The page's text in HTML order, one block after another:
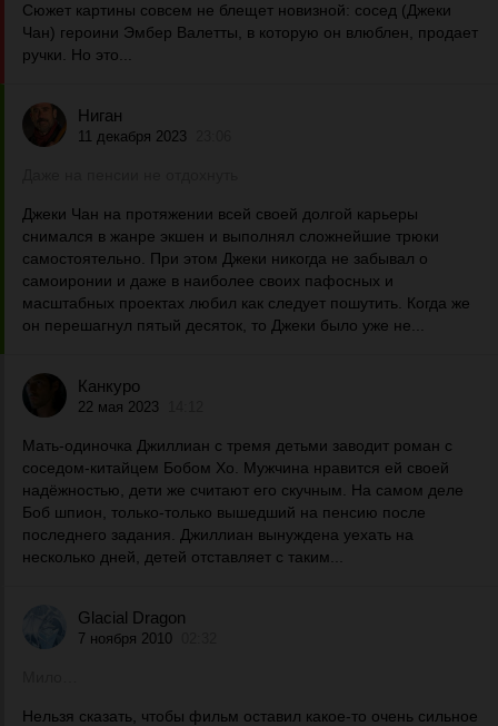
Сюжет картины совсем не блещет новизной: сосед (Джеки
Чан) героини Эмбер Валетты, в которую он влюблен, продает
ручки. Но это...
Ниган
11 декабря 2023
Джеки Чан на протяжении всей своей долгой карьеры
снимался в жанре экшен и выполнял сложнейшие трюки
самостоятельно. При этом Джеки никогда не забывал о
самоиронии и даже в наиболее своих пафосных и
масштабных проектах любил как следует пошутить. Когда же
он перешагнул пятый десяток, то Джеки было уже не...
Канкуро
22 мая 2023
Мать-одиночка Джиллиан с тремя детьми заводит роман с
соседом-китайцем Бобом Хо. Мужчина нравится ей своей
надёжностью, дети же считают его скучным. На самом деле
Боб шпион, только-только вышедший на пенсию после
последнего задания. Джиллиан вынуждена уехать на
несколько дней, детей отставляет с таким...
Glacial Dragon
7 ноября 2010
Нельзя сказать, чтобы фильм оставил какое-то очень сильное